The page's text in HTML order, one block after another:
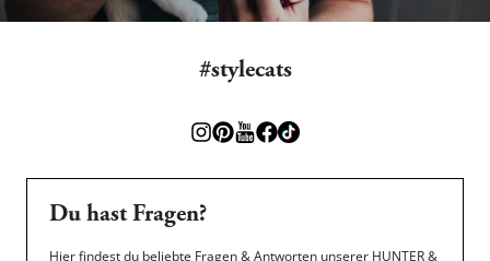
#stylecats
Du hast Fragen?
Hier findest du beliebte Fragen & Antworten unserer HUNTER &